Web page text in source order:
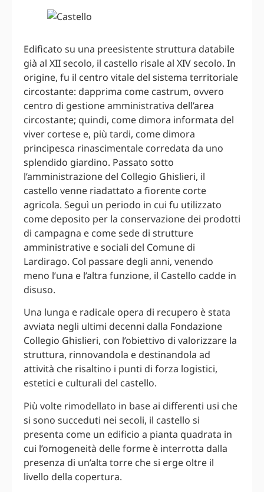
Edificato su una preesistente struttura databile
già al XII secolo, il castello risale al XIV secolo. In
origine, fu il centro vitale del sistema territoriale
circostante: dapprima come castrum, ovvero
centro di gestione amministrativa dell’area
circostante; quindi, come dimora informata del
viver cortese e, più tardi, come dimora
principesca rinascimentale corredata da uno
splendido giardino. Passato sotto
l’amministrazione del Collegio Ghislieri, il
castello venne riadattato a fiorente corte
agricola. Seguì un periodo in cui fu utilizzato
come deposito per la conservazione dei prodotti
di campagna e come sede di strutture
amministrative e sociali del Comune di
Lardirago. Col passare degli anni, venendo
meno l’una e l’altra funzione, il Castello cadde in
disuso.
Una lunga e radicale opera di recupero è stata
avviata negli ultimi decenni dalla Fondazione
Collegio Ghislieri, con l’obiettivo di valorizzare la
struttura, rinnovandola e destinandola ad
attività che risaltino i punti di forza logistici,
estetici e culturali del castello.
Più volte rimodellato in base ai differenti usi che
si sono succeduti nei secoli, il castello si
presenta come un edificio a pianta quadrata in
cui l’omogeneità delle forme è interrotta dalla
presenza di un’alta torre che si erge oltre il
livello della copertura.